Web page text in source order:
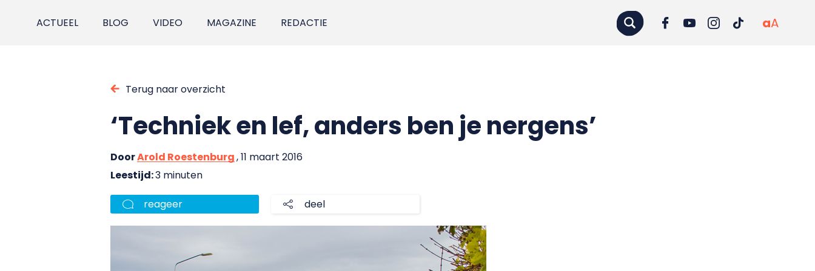
ACTUEEL BLOG VIDEO MAGAZINE REDACTIE aA
Terug naar overzicht
‘Techniek en lef, anders ben je nergens’
DoorArold Roestenburg, 11 maart 2016
Leestijd:3 minuten
reageer deel